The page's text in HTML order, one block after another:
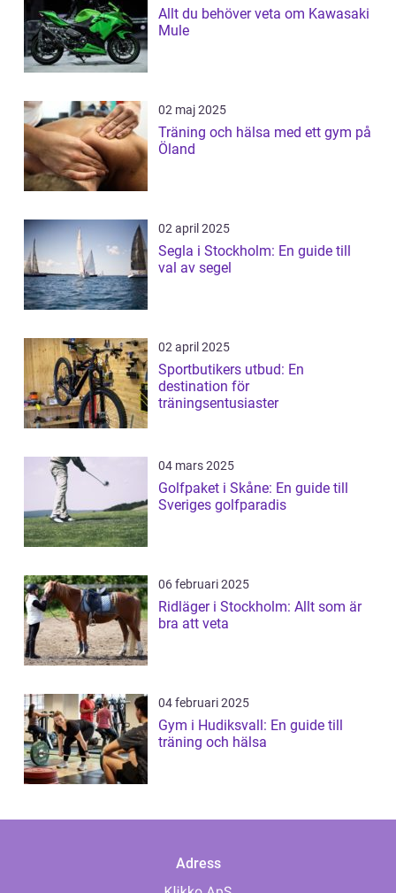
Allt du behöver veta om Kawasaki
Mule
02 maj 2025
Träning och hälsa med ett gym på
Öland
02 april 2025
Segla i Stockholm: En guide till
val av segel
02 april 2025
Sportbutikers utbud: En
destination för
träningsentusiaster
04 mars 2025
Golfpaket i Skåne: En guide till
Sveriges golfparadis
06 februari 2025
Ridläger i Stockholm: Allt som är
bra att veta
04 februari 2025
Gym i Hudiksvall: En guide till
träning och hälsa
Adress